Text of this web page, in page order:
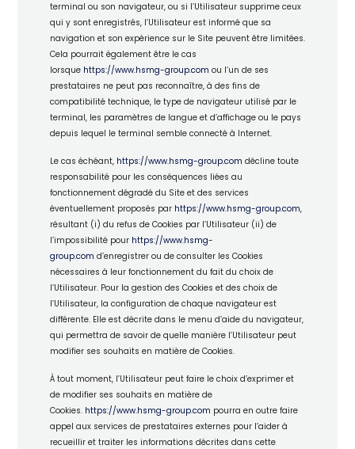
terminal ou son navigateur, ou si l’Utilisateur supprime ceux
qui y sont enregistrés, l’Utilisateur est informé que sa
navigation et son expérience sur le Site peuvent être limitées.
Cela pourrait également être le cas
lorsque https://www.hsmg-group.com ou l’un de ses
prestataires ne peut pas reconnaître, à des fins de
compatibilité technique, le type de navigateur utilisé par le
terminal, les paramètres de langue et d’affichage ou le pays
depuis lequel le terminal semble connecté à Internet.
Le cas échéant, https://www.hsmg-group.com décline toute
responsabilité pour les conséquences liées au
fonctionnement dégradé du Site et des services
éventuellement proposés par https://www.hsmg-group.com,
résultant (i) du refus de Cookies par l’Utilisateur (ii) de
l’impossibilité pour https://www.hsmg-
group.com d’enregistrer ou de consulter les Cookies
nécessaires à leur fonctionnement du fait du choix de
l’Utilisateur. Pour la gestion des Cookies et des choix de
l’Utilisateur, la configuration de chaque navigateur est
différente. Elle est décrite dans le menu d’aide du navigateur,
qui permettra de savoir de quelle manière l’Utilisateur peut
modifier ses souhaits en matière de Cookies.
À tout moment, l’Utilisateur peut faire le choix d’exprimer et
de modifier ses souhaits en matière de
Cookies. https://www.hsmg-group.com pourra en outre faire
appel aux services de prestataires externes pour l’aider à
recueillir et traiter les informations décrites dans cette